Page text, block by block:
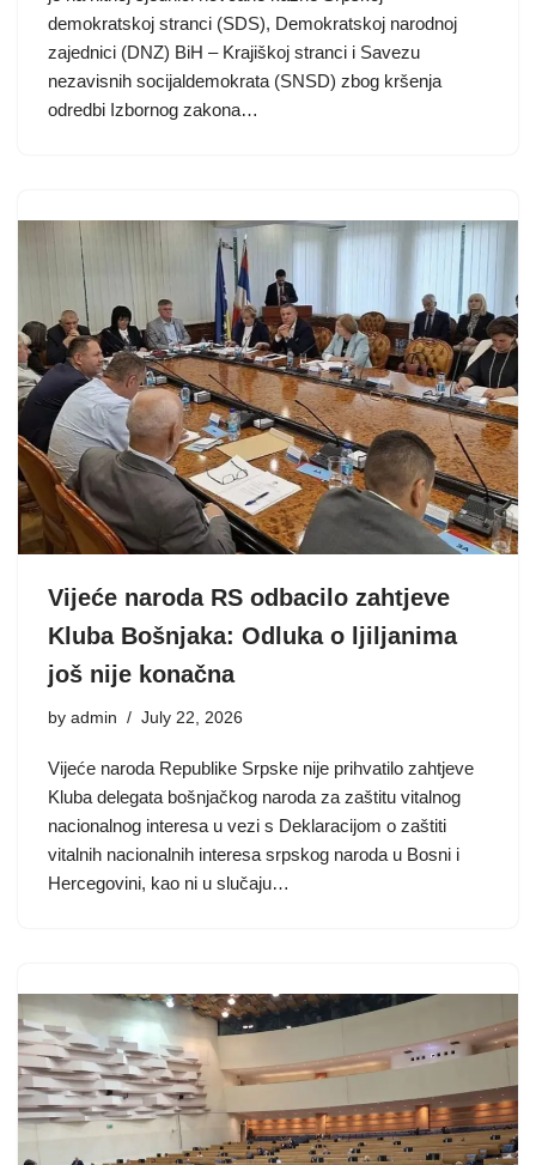
demokratskoj stranci (SDS), Demokratskoj narodnoj
zajednici (DNZ) BiH – Krajiškoj stranci i Savezu
nezavisnih socijaldemokrata (SNSD) zbog kršenja
odredbi Izbornog zakona…
Vijeće naroda RS odbacilo zahtjeve
Kluba Bošnjaka: Odluka o ljiljanima
još nije konačna
by admin July 22, 2026
Vijeće naroda Republike Srpske nije prihvatilo zahtjeve
Kluba delegata bošnjačkog naroda za zaštitu vitalnog
nacionalnog interesa u vezi s Deklaracijom o zaštiti
vitalnih nacionalnih interesa srpskog naroda u Bosni i
Hercegovini, kao ni u slučaju…